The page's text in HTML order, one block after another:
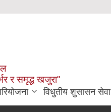
र समृद्ध खजुरा"
विधुतीय शुसासन सेवा